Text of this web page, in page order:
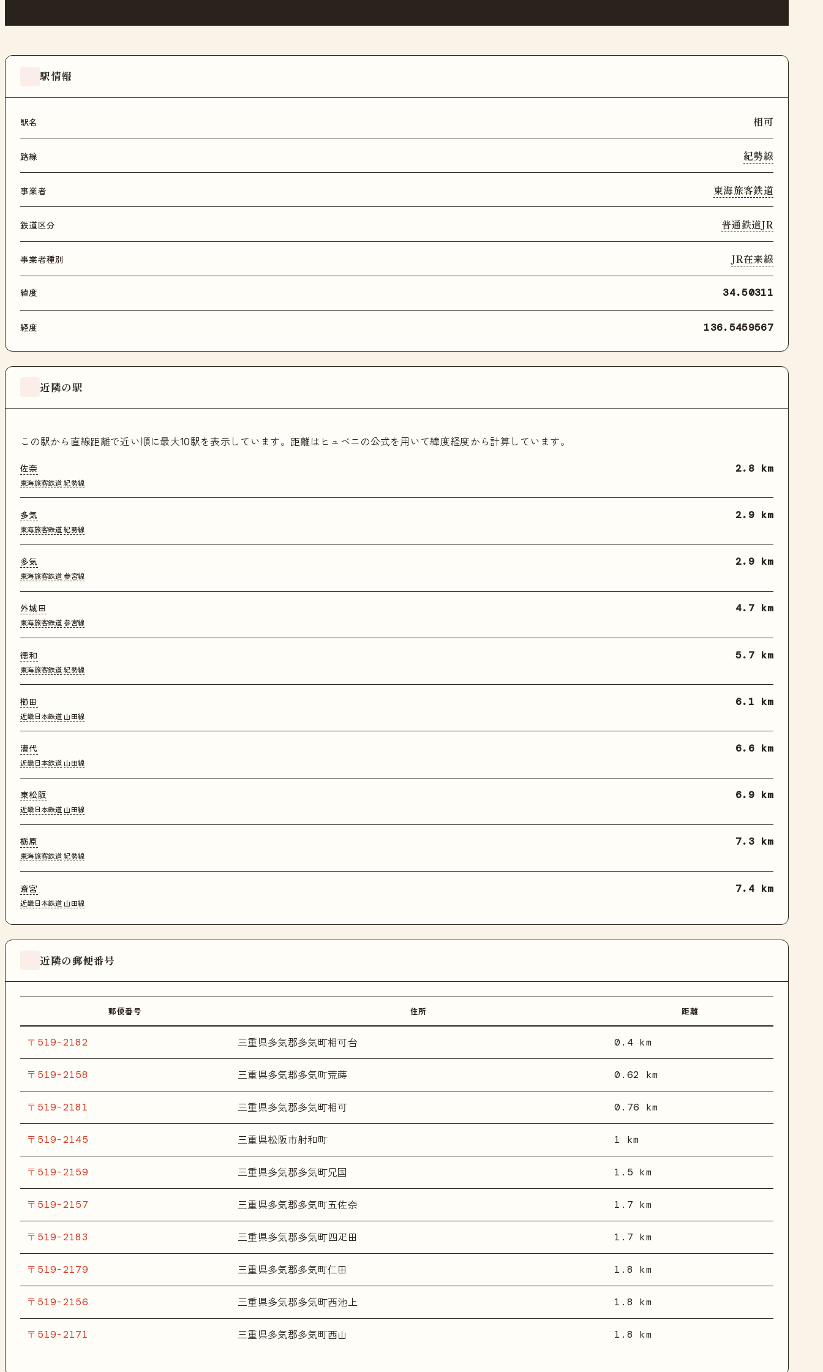
駅情報
駅名 相可
路線 紀勢線
事業者 東海旅客鉄道
鉄道区分 普通鉄道JR
事業者種別 JR在来線
緯度 34.50311
経度 136.5459567
近隣の駅
この駅から直線距離で近い順に最大10駅を表示しています。距離はヒュベニの公式を用いて緯度経度から計算しています。
佐奈
東海旅客鉄道 紀勢線
2.8 km
多気
東海旅客鉄道 紀勢線
2.9 km
多気
東海旅客鉄道 参宮線
2.9 km
外城田
東海旅客鉄道 参宮線
4.7 km
徳和
東海旅客鉄道 紀勢線
5.7 km
櫛田
近畿日本鉄道 山田線
6.1 km
漕代
近畿日本鉄道 山田線
6.6 km
東松阪
近畿日本鉄道 山田線
6.9 km
栃原
東海旅客鉄道 紀勢線
7.3 km
斎宮
近畿日本鉄道 山田線
7.4 km
近隣の郵便番号
郵便番号 住所 距離
〒519-2182 三重県多気郡多気町相可台 0.4 km
〒519-2158 三重県多気郡多気町荒蒔 0.62 km
〒519-2181 三重県多気郡多気町相可 0.76 km
〒519-2145 三重県松阪市射和町 1 km
〒519-2159 三重県多気郡多気町兄国 1.5 km
〒519-2157 三重県多気郡多気町五佐奈 1.7 km
〒519-2183 三重県多気郡多気町四疋田 1.7 km
〒519-2179 三重県多気郡多気町仁田 1.8 km
〒519-2156 三重県多気郡多気町西池上 1.8 km
〒519-2171 三重県多気郡多気町西山 1.8 km